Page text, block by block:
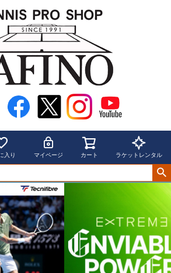
入り マイページ カート ラケットレンタル